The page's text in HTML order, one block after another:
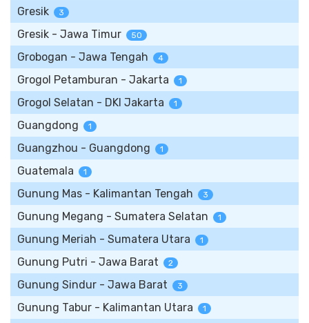
Gresik 3
Gresik - Jawa Timur 50
Grobogan - Jawa Tengah 4
Grogol Petamburan - Jakarta 1
Grogol Selatan - DKI Jakarta 1
Guangdong 1
Guangzhou - Guangdong 1
Guatemala 1
Gunung Mas - Kalimantan Tengah 3
Gunung Megang - Sumatera Selatan 1
Gunung Meriah - Sumatera Utara 1
Gunung Putri - Jawa Barat 2
Gunung Sindur - Jawa Barat 3
Gunung Tabur - Kalimantan Utara 1